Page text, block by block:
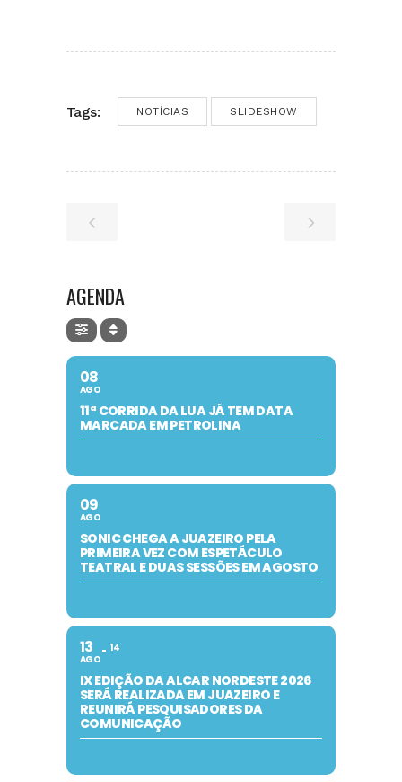
Tags: NOTÍCIAS SLIDESHOW
AGENDA
08
AGO
11ª CORRIDA DA LUA JÁ TEM DATA
MARCADA EM PETROLINA
09
AGO
SONIC CHEGA A JUAZEIRO PELA
PRIMEIRA VEZ COM ESPETÁCULO
TEATRAL E DUAS SESSÕES EM AGOSTO
13
AGO
14
IX EDIÇÃO DA ALCAR NORDESTE 2026
SERÁ REALIZADA EM JUAZEIRO E
REUNIRÁ PESQUISADORES DA
COMUNICAÇÃO